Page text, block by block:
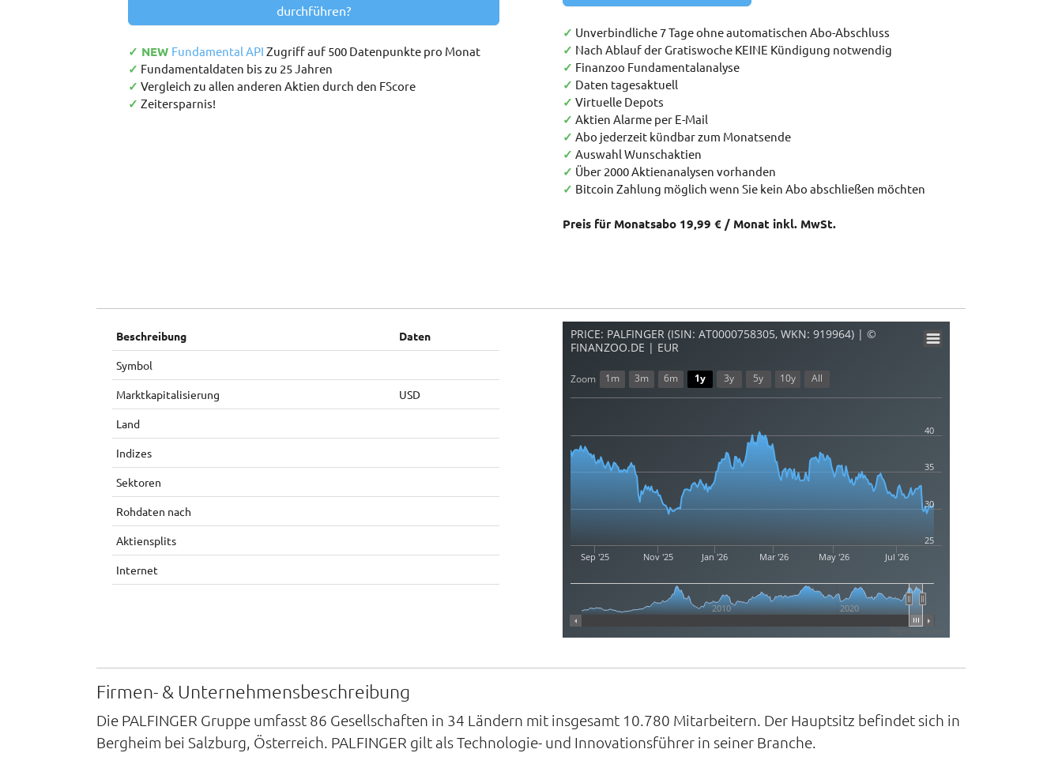
durchführen?
✓ NEW Fundamental API Zugriff auf 500 Datenpunkte pro Monat
✓ Fundamentaldaten bis zu 25 Jahren
✓ Vergleich zu allen anderen Aktien durch den FScore
✓ Zeitersparnis!
✓ Unverbindliche 7 Tage ohne automatischen Abo-Abschluss
✓ Nach Ablauf der Gratiswoche KEINE Kündigung notwendig
✓ Finanzoo Fundamentalanalyse
✓ Daten tagesaktuell
✓ Virtuelle Depots
✓ Aktien Alarme per E-Mail
✓ Abo jederzeit kündbar zum Monatsende
✓ Auswahl Wunschaktien
✓ Über 2000 Aktienanalysen vorhanden
✓ Bitcoin Zahlung möglich wenn Sie kein Abo abschließen möchten
Preis für Monatsabo 19,99 € / Monat inkl. MwSt.
Beschreibung Daten
Symbol
Marktkapitalisierung USD
Land
Indizes
Sektoren
Rohdaten nach
Aktiensplits
Internet
PRICE: PALFINGER (ISIN: AT0000758305, WKN: 919964) | ©
FINANZOO.DE | EUR
Sep '25 Nov '25 Jan '26 Mar '26 May '26 Jul '26
2010 2020
30
35
40
25
Zoom 1m 3m 6m 1y 3y 5y 10y All
Firmen- & Unternehmensbeschreibung
Die PALFINGER Gruppe umfasst 86 Gesellschaften in 34 Ländern mit insgesamt 10.780 Mitarbeitern. Der Hauptsitz befindet sich in
Bergheim bei Salzburg, Österreich. PALFINGER gilt als Technologie- und Innovationsführer in seiner Branche.